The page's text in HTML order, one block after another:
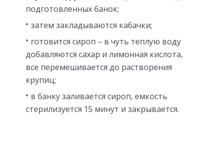
подготовленных банок;
затем закладываются кабачки;
готовится сироп – в чуть теплую воду
добавляются сахар и лимонная кислота,
все перемешивается до растворения
крупиц;
в банку заливается сироп, емкость
стерилизуется 15 минут и закрывается.